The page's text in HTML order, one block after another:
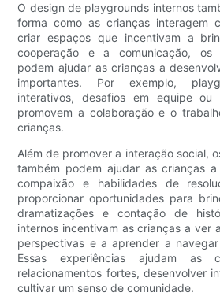
O design de playgrounds internos
forma como as crianças interagem
criar espaços que incentivam a
cooperação e a comunicação, os
podem ajudar as crianças a
importantes. Por exemplo,
interativos, desafios em equipe
promovem a colaboração e o
crianças.
Além de promover a interação social,
também podem ajudar as crianças
compaixão e habilidades de
proporcionar oportunidades para
dramatizações e contação de
internos incentivam as crianças a ver
perspectivas e a aprender a
Essas experiências ajudam as
relacionamentos fortes, desenvolver
cultivar um senso de comunidade.